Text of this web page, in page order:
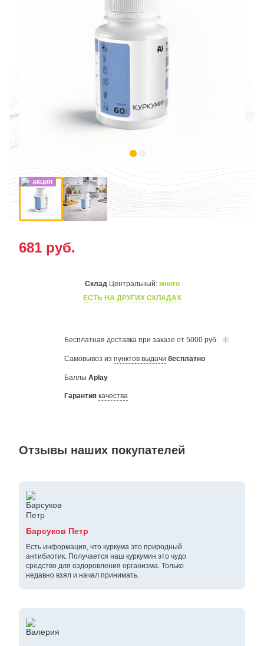
681 руб.
СкладЦентральный: много
ЕСТЬ НА ДРУГИХ СКЛАДАХ
Бесплатная доставка при заказе от 5000 руб.
Самовывоз из пунктов выдачи бесплатно
Баллы Aplay
Гарантия качества
Отзывы наших покупателей
Барсуков Петр
Есть информация, что куркума это природный
антибиотик. Получается наш куркумин это чудо
средство для оздоровления организма. Только
недавно взял и начал принимать.